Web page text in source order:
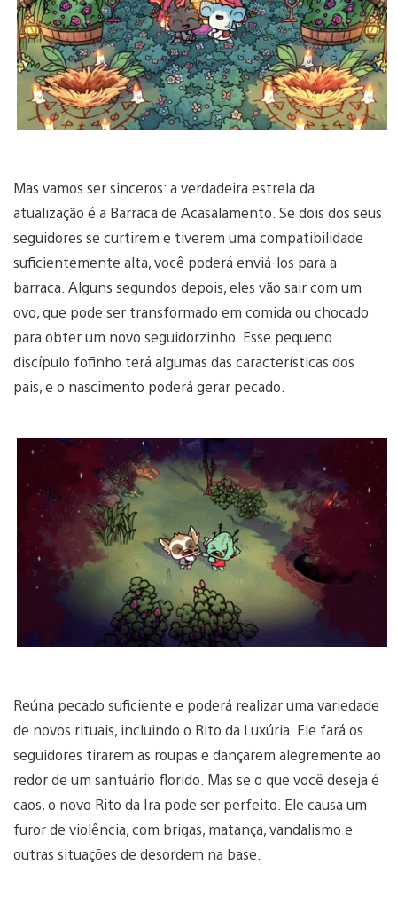
Mas vamos ser sinceros: a verdadeira estrela da
atualização é a Barraca de Acasalamento. Se dois dos seus
seguidores se curtirem e tiverem uma compatibilidade
suficientemente alta, você poderá enviá-los para a
barraca. Alguns segundos depois, eles vão sair com um
ovo, que pode ser transformado em comida ou chocado
para obter um novo seguidorzinho. Esse pequeno
discípulo fofinho terá algumas das características dos
pais, e o nascimento poderá gerar pecado.
Reúna pecado suficiente e poderá realizar uma variedade
de novos rituais, incluindo o Rito da Luxúria. Ele fará os
seguidores tirarem as roupas e dançarem alegremente ao
redor de um santuário florido. Mas se o que você deseja é
caos, o novo Rito da Ira pode ser perfeito. Ele causa um
furor de violência, com brigas, matança, vandalismo e
outras situações de desordem na base.